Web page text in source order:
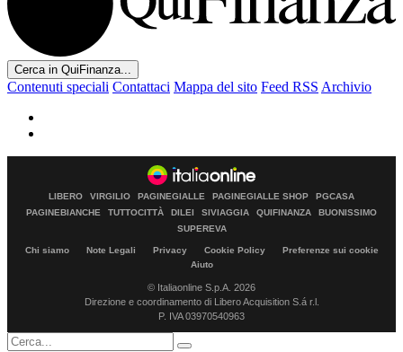
Cerca in QuiFinanza...
Contenuti speciali Contattaci Mappa del sito Feed RSS Archivio
LIBERO VIRGILIO PAGINEGIALLE PAGINEGIALLE SHOP
PGCASA
PAGINEBIANCHE
TUTTOCITTÀ DILEI SIVIAGGIA QUIFINANZA
BUONISSIMO
SUPEREVA
Chi siamo Note Legali Privacy Cookie Policy
Preferenze sui cookie
Aiuto
© Italiaonline S.p.A. 2026
Direzione e coordinamento di Libero Acquisition S.á r.l.
P. IVA 03970540963